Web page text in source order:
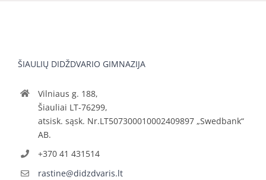
ŠIAULIŲ DIDŽDVARIO GIMNAZIJA
Vilniaus g. 188,
Šiauliai LT-76299,
atsisk. sąsk. Nr.LT507300010002409897 „Swedbank“
AB.
+370 41 431514
rastine@didzdvaris.lt